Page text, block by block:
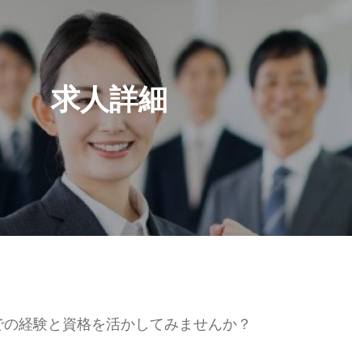
求人詳細
経験と資格を活かしてみませんか？